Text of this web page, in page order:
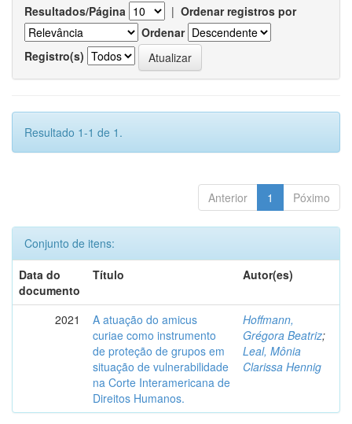
Resultados/Página | Ordenar registros por
Ordenar
Registro(s)
Resultado 1-1 de 1.
Anterior 1 Póximo
Conjunto de itens:
Data do
documento
Título Autor(es)
2021
A atuação do amicus
curiae como instrumento
de proteção de grupos em
situação de vulnerabilidade
na Corte Interamericana de
Direitos Humanos.
Hoffmann,
Grégora Beatriz;
Leal, Mônia
Clarissa Hennig